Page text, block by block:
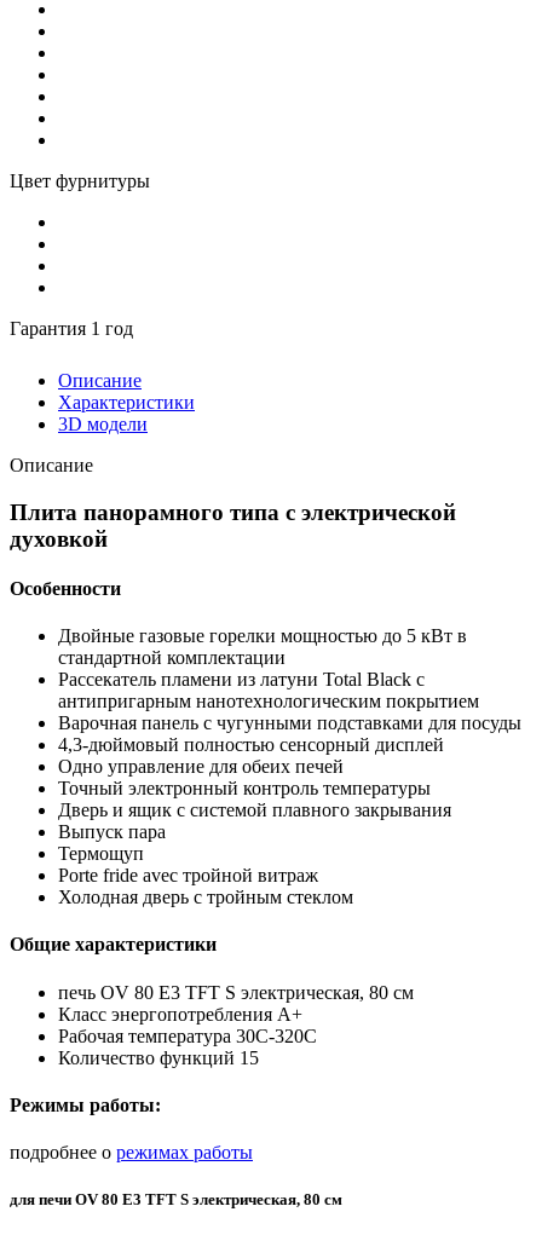
Цвет фурнитуры
Гарантия 1 год
Описание
Характеристики
3D модели
Описание
Плита панорамного типа с электрической
духовкой
Особенности
Двойные газовые горелки мощностью до 5 кВт в
стандартной комплектации
Рассекатель пламени из латуни Total Black с
антипригарным нанотехнологическим покрытием
Варочная панель с чугунными подставками для посуды
4,3-дюймовый полностью сенсорный дисплей
Одно управление для обеих печей
Точный электронный контроль температуры
Дверь и ящик с системой плавного закрывания
Выпуск пара
Термощуп
Porte fride avec тройной витраж
Холодная дверь с тройным стеклом
Общие характеристики
печь OV 80 E3 TFT S электрическая, 80 см
Класс энергопотребления А+
Рабочая температура 30C-320C
Количество функций 15
Режимы работы:
подробнее о режимах работы
для печи OV 80 E3 TFT S электрическая, 80 см